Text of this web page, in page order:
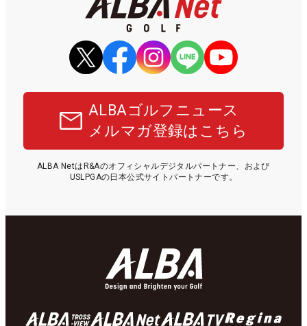
ALBAゴルフニュース
メルマガ登録はこちら
ALBA NetはR&Aのオフィシャルデジタルパートナー、および
USLPGAの日本公式サイトパートナーです。